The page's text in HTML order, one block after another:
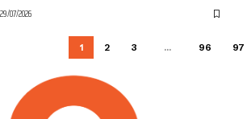
29/07/2026
1 2 3 … 96 97